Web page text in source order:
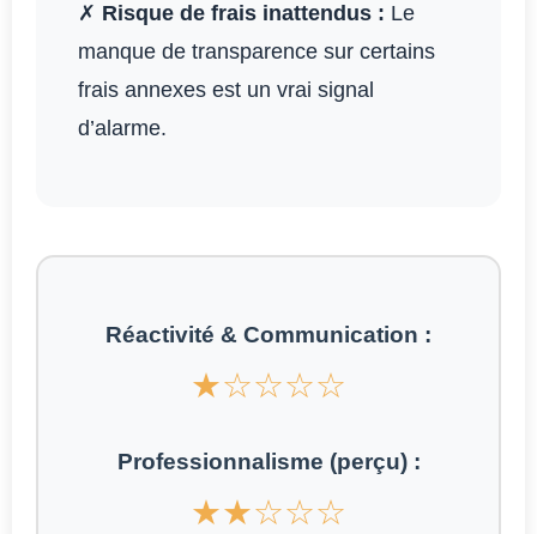
✗ Risque de frais inattendus : Le
manque de transparence sur certains
frais annexes est un vrai signal
d’alarme.
Réactivité & Communication :
★☆☆☆☆
Professionnalisme (perçu) :
★★☆☆☆